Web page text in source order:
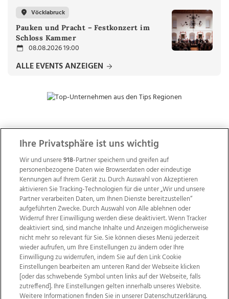
Vöcklabruck
Pauken und Pracht – Festkonzert im
Schloss Kammer
08.08.2026 19:00
ALLE EVENTS ANZEIGEN
ZUR NACHRICHTENÜBERSICHT
Wir über uns Mediadaten Kontakt
Jobs
Datenschutz
Impressum
AGB Anzeigekunden
Ihre Privatsphäre ist uns wichtig
Wir und unsere918-Partner speichern und greifen auf
personenbezogene Daten wie Browserdaten oder eindeutige
Kennungen auf Ihrem Gerät zu. Durch Auswahl von Akzeptieren
aktivieren Sie Tracking-Technologien für die unter „Wir und unsere
Partner verarbeiten Daten, um Ihnen Dienste bereitzustellen“
aufgeführten Zwecke. Durch Auswahl von Alle ablehnen oder
Widerruf Ihrer Einwilligung werden diese deaktiviert. Wenn Tracker
deaktiviert sind, sind manche Inhalte und Anzeigen möglicherweise
nicht mehr so relevant für Sie. Sie können dieses Menü jederzeit
wieder aufrufen, um Ihre Einstellungen zu ändern oder Ihre
Einwilligung zu widerrufen, indem Sie auf den Link Cookie
Einstellungen bearbeiten am unteren Rand der Webseite klicken
[oder das schwebende Symbol unten links auf der Webseite, falls
zutreffend]. Ihre Einstellungen gelten innerhalb unseres Website.
Weitere Informationen finden Sie in unserer Datenschutzerklärung.